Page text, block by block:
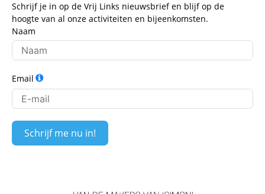
Schrijf je in op de Vrij Links nieuwsbrief en blijf op de
hoogte van al onze activiteiten en bijeenkomsten.
Naam
Email
Schrijf me nu in!